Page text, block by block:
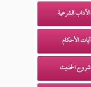
الآداب الشرعية
آيات الأحكام
شروح الحديث